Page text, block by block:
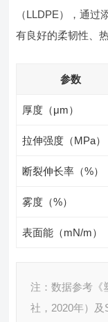
（LLDPE），通过
有良好的柔韧性、
参数
厚度（μm）
拉伸强度（MPa）
断裂伸长率（%）
雾度（%）
表面能（mN/m）
注：数据参考《
社，2020年）及